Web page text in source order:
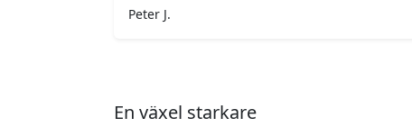
Peter J.
En växel starkare